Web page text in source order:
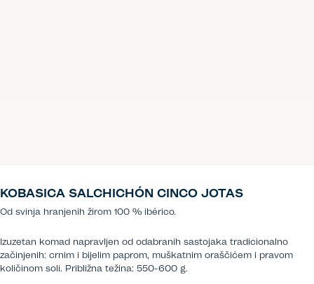
KOBASICA SALCHICHÓN CINCO JOTAS
Od svinja hranjenih žirom 100 % ibérico.
Izuzetan komad napravljen od odabranih sastojaka tradicionalno
začinjenih: crnim i bijelim paprom, muškatnim oraščićem i pravom
količinom soli. Približna težina: 550-600 g.